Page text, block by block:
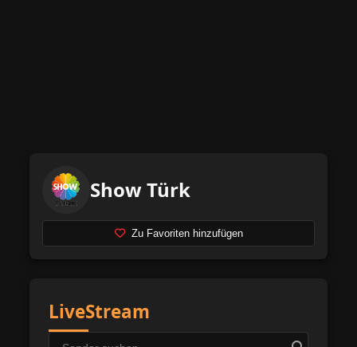
Show Türk
Zu Favoriten hinzufügen
LiveStream